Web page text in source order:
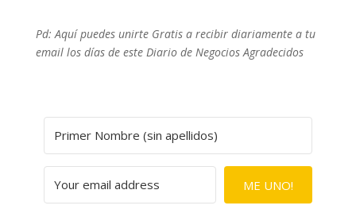
Pd: Aquí puedes unirte Gratis a recibir diariamente a tu
email los días de este Diario de Negocios Agradecidos
ME UNO!